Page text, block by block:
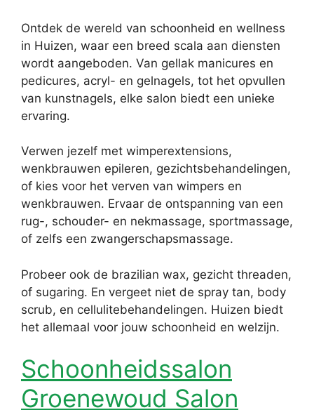
Ontdek de wereld van schoonheid en wellness
in Huizen, waar een breed scala aan diensten
wordt aangeboden. Van gellak manicures en
pedicures, acryl- en gelnagels, tot het opvullen
van kunstnagels, elke salon biedt een unieke
ervaring.
Verwen jezelf met wimperextensions,
wenkbrauwen epileren, gezichtsbehandelingen,
of kies voor het verven van wimpers en
wenkbrauwen. Ervaar de ontspanning van een
rug-, schouder- en nekmassage, sportmassage,
of zelfs een zwangerschapsmassage.
Probeer ook de brazilian wax, gezicht threaden,
of sugaring. En vergeet niet de spray tan, body
scrub, en cellulitebehandelingen. Huizen biedt
het allemaal voor jouw schoonheid en welzijn.
Schoonheidssalon
Groenewoud Salon